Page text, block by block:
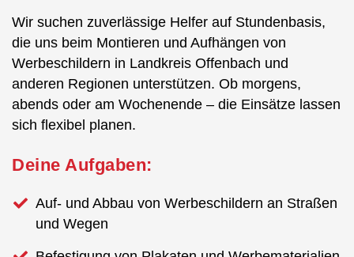
Wir suchen zuverlässige Helfer auf Stundenbasis,
die uns beim Montieren und Aufhängen von
Werbeschildern in Landkreis Offenbach und
anderen Regionen unterstützen. Ob morgens,
abends oder am Wochenende – die Einsätze lassen
sich flexibel planen.
Deine Aufgaben:
Auf- und Abbau von Werbeschildern an Straßen
und Wegen